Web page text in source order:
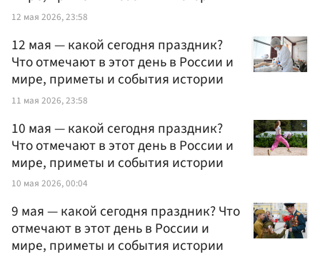
12 мая 2026, 23:58
12 мая — какой сегодня праздник?
Что отмечают в этот день в России и
мире, приметы и события истории
11 мая 2026, 23:58
10 мая — какой сегодня праздник?
Что отмечают в этот день в России и
мире, приметы и события истории
10 мая 2026, 00:04
9 мая — какой сегодня праздник? Что
отмечают в этот день в России и
мире, приметы и события истории